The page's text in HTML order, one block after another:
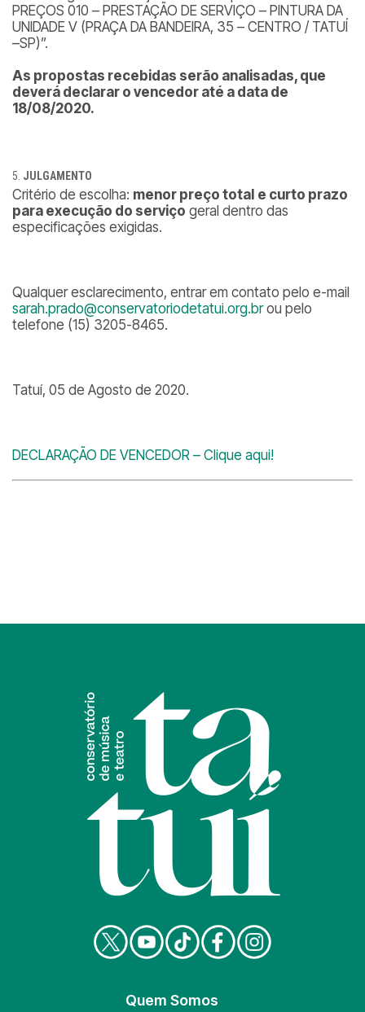
PREÇOS 010 – PRESTAÇÃO DE SERVIÇO – PINTURA DA
UNIDADE V (PRAÇA DA BANDEIRA, 35 – CENTRO / TATUÍ
–SP)”.
As propostas recebidas serão analisadas, que
deverá declarar o vencedor até a data de
18/08/2020.
JULGAMENTO
Critério de escolha: menor preço total e curto prazo
para execução do serviço geral dentro das
especificações exigidas.
Qualquer esclarecimento, entrar em contato pelo e-mail
sarah.prado@conservatoriodetatui.org.brou pelo
telefone (15) 3205-8465.
Tatuí, 05 de Agosto de 2020.
DECLARAÇÃO DE VENCEDOR – Clique aqui!
Quem Somos